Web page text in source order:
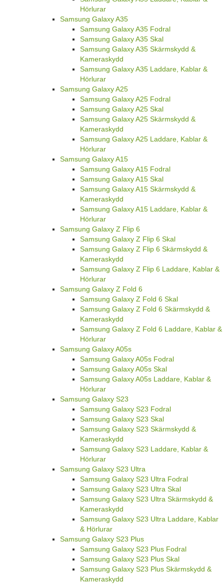
Hörlurar
Samsung Galaxy A35
Samsung Galaxy A35 Fodral
Samsung Galaxy A35 Skal
Samsung Galaxy A35 Skärmskydd &
Kameraskydd
Samsung Galaxy A35 Laddare, Kablar &
Hörlurar
Samsung Galaxy A25
Samsung Galaxy A25 Fodral
Samsung Galaxy A25 Skal
Samsung Galaxy A25 Skärmskydd &
Kameraskydd
Samsung Galaxy A25 Laddare, Kablar &
Hörlurar
Samsung Galaxy A15
Samsung Galaxy A15 Fodral
Samsung Galaxy A15 Skal
Samsung Galaxy A15 Skärmskydd &
Kameraskydd
Samsung Galaxy A15 Laddare, Kablar &
Hörlurar
Samsung Galaxy Z Flip 6
Samsung Galaxy Z Flip 6 Skal
Samsung Galaxy Z Flip 6 Skärmskydd &
Kameraskydd
Samsung Galaxy Z Flip 6 Laddare, Kablar &
Hörlurar
Samsung Galaxy Z Fold 6
Samsung Galaxy Z Fold 6 Skal
Samsung Galaxy Z Fold 6 Skärmskydd &
Kameraskydd
Samsung Galaxy Z Fold 6 Laddare, Kablar &
Hörlurar
Samsung Galaxy A05s
Samsung Galaxy A05s Fodral
Samsung Galaxy A05s Skal
Samsung Galaxy A05s Laddare, Kablar &
Hörlurar
Samsung Galaxy S23
Samsung Galaxy S23 Fodral
Samsung Galaxy S23 Skal
Samsung Galaxy S23 Skärmskydd &
Kameraskydd
Samsung Galaxy S23 Laddare, Kablar &
Hörlurar
Samsung Galaxy S23 Ultra
Samsung Galaxy S23 Ultra Fodral
Samsung Galaxy S23 Ultra Skal
Samsung Galaxy S23 Ultra Skärmskydd &
Kameraskydd
Samsung Galaxy S23 Ultra Laddare, Kablar
& Hörlurar
Samsung Galaxy S23 Plus
Samsung Galaxy S23 Plus Fodral
Samsung Galaxy S23 Plus Skal
Samsung Galaxy S23 Plus Skärmskydd &
Kameraskydd